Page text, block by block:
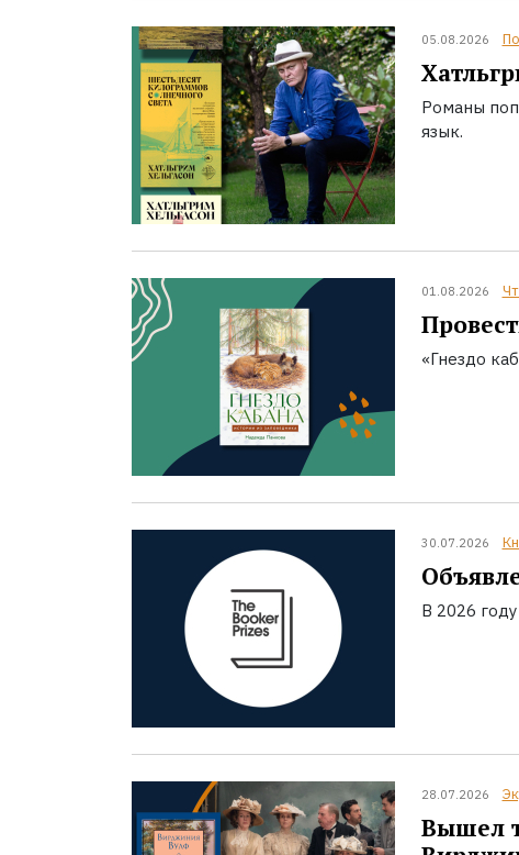
05.08.2026
Романы
язык.
01.08.2026
«Гнездо
30.07.2026
В 2026
28.07.2026
Вышел